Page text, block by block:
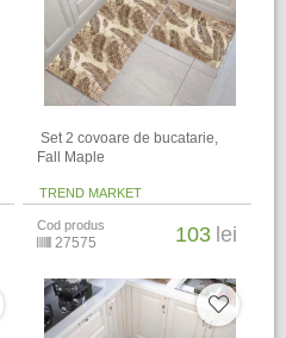
​ Set 2 covoare de bucatarie,
Fall Maple
TREND MARKET
Cod produs
27575 103 lei